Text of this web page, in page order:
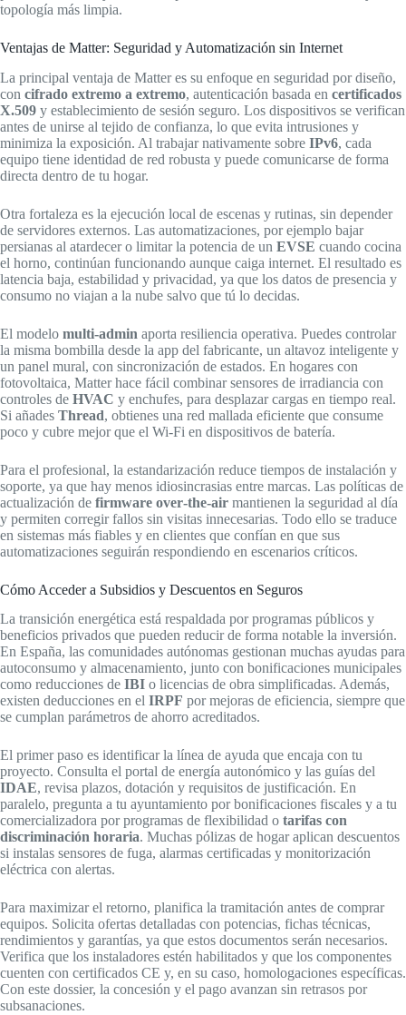
topología más limpia.
Ventajas de Matter: Seguridad y Automatización sin Internet
La principal ventaja de Matter es su enfoque en seguridad por diseño,
con cifrado extremo a extremo, autenticación basada en certificados
X.509 y establecimiento de sesión seguro. Los dispositivos se verifican
antes de unirse al tejido de confianza, lo que evita intrusiones y
minimiza la exposición. Al trabajar nativamente sobre IPv6, cada
equipo tiene identidad de red robusta y puede comunicarse de forma
directa dentro de tu hogar.
Otra fortaleza es la ejecución local de escenas y rutinas, sin depender
de servidores externos. Las automatizaciones, por ejemplo bajar
persianas al atardecer o limitar la potencia de un EVSE cuando cocina
el horno, continúan funcionando aunque caiga internet. El resultado es
latencia baja, estabilidad y privacidad, ya que los datos de presencia y
consumo no viajan a la nube salvo que tú lo decidas.
El modelo multi‑admin aporta resiliencia operativa. Puedes controlar
la misma bombilla desde la app del fabricante, un altavoz inteligente y
un panel mural, con sincronización de estados. En hogares con
fotovoltaica, Matter hace fácil combinar sensores de irradiancia con
controles de HVAC y enchufes, para desplazar cargas en tiempo real.
Si añades Thread, obtienes una red mallada eficiente que consume
poco y cubre mejor que el Wi‑Fi en dispositivos de batería.
Para el profesional, la estandarización reduce tiempos de instalación y
soporte, ya que hay menos idiosincrasias entre marcas. Las políticas de
actualización de firmware over‑the‑air mantienen la seguridad al día
y permiten corregir fallos sin visitas innecesarias. Todo ello se traduce
en sistemas más fiables y en clientes que confían en que sus
automatizaciones seguirán respondiendo en escenarios críticos.
Cómo Acceder a Subsidios y Descuentos en Seguros
La transición energética está respaldada por programas públicos y
beneficios privados que pueden reducir de forma notable la inversión.
En España, las comunidades autónomas gestionan muchas ayudas para
autoconsumo y almacenamiento, junto con bonificaciones municipales
como reducciones de IBI o licencias de obra simplificadas. Además,
existen deducciones en el IRPF por mejoras de eficiencia, siempre que
se cumplan parámetros de ahorro acreditados.
El primer paso es identificar la línea de ayuda que encaja con tu
proyecto. Consulta el portal de energía autonómico y las guías del
IDAE, revisa plazos, dotación y requisitos de justificación. En
paralelo, pregunta a tu ayuntamiento por bonificaciones fiscales y a tu
comercializadora por programas de flexibilidad o tarifas con
discriminación horaria. Muchas pólizas de hogar aplican descuentos
si instalas sensores de fuga, alarmas certificadas y monitorización
eléctrica con alertas.
Para maximizar el retorno, planifica la tramitación antes de comprar
equipos. Solicita ofertas detalladas con potencias, fichas técnicas,
rendimientos y garantías, ya que estos documentos serán necesarios.
Verifica que los instaladores estén habilitados y que los componentes
cuenten con certificados CE y, en su caso, homologaciones específicas.
Con este dossier, la concesión y el pago avanzan sin retrasos por
subsanaciones.